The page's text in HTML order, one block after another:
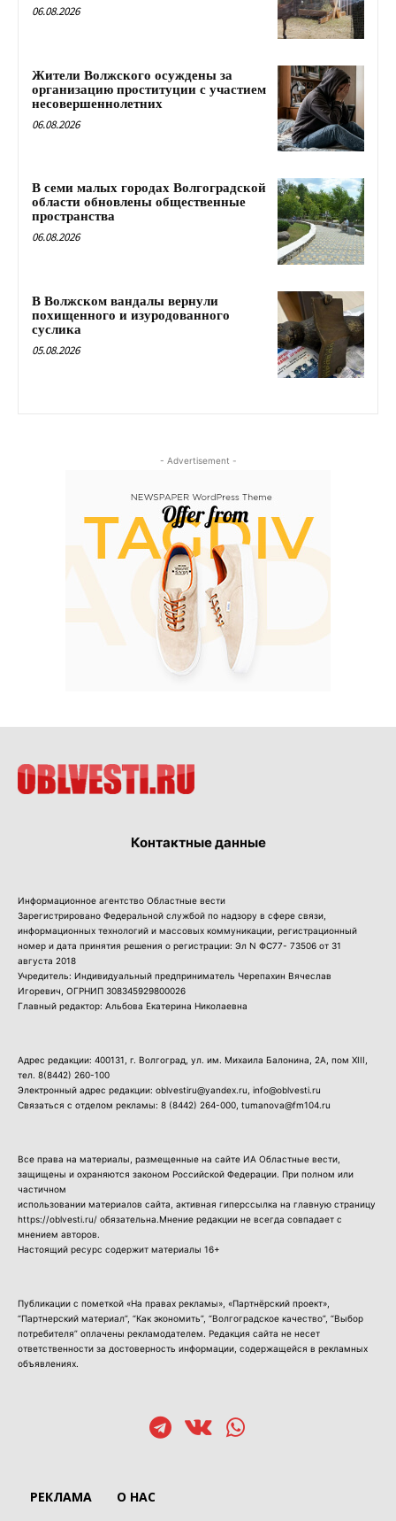
06.08.2026
Жители Волжского осуждены за
организацию проституции с участием
несовершеннолетних
06.08.2026
В семи малых городах Волгоградской
области обновлены общественные
пространства
06.08.2026
В Волжском вандалы вернули
похищенного и изуродованного
суслика
05.08.2026
- Advertisement -
Контактные данные
Информационное агентство Областные вести
Зарегистрировано Федеральной службой по надзору в сфере связи,
информационных технологий и массовых коммуникации, регистрационный
номер и дата принятия решения о регистрации: Эл N ФС77- 73506 от 31
августа 2018
Учредитель: Индивидуальный предприниматель Черепахин Вячеслав
Игоревич, ОГРНИП 308345929800026
Главный редактор: Альбова Екатерина Николаевна
Адрес редакции: 400131, г. Волгоград, ул. им. Михаила Балонина, 2А, пом XIII,
тел. 8(8442) 260-100
Электронный адрес редакции: oblvestiru@yandex.ru, info@oblvesti.ru
Связаться с отделом рекламы: 8 (8442) 264-000 , tumanova@fm104.ru
Все права на материалы, размещенные на сайте ИА Областные вести,
защищены и охраняются законом Российской Федерации. При полном или
частичном
использовании материалов сайта, активная гиперссылка на главную страницу
https://oblvesti.ru/ обязательна.Мнение редакции не всегда совпадает с
мнением авторов.
Настоящий ресурс содержит материалы 16+
Публикации с пометкой «На правах рекламы», «Партнёрский проект»,
“Партнерский материал”, “Как экономить”, “Волгоградское качество”, “Выбор
потребителя” оплачены рекламодателем. Редакция сайта не несет
ответственности за достоверность информации, содержащейся в рекламных
объявлениях.
РЕКЛАМА О НАС